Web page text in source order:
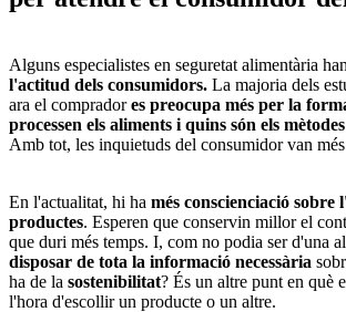
Alguns especialistes en seguretat alimentària
l'actitud dels consumidors. La majoria dels
ara el compradores preocupa més per la
processen els aliments i quins són els
Amb tot, les inquietuds del consumidor van
En l'actualitat, hi ha més conscienciació sobre
productes. Esperen que conservin millor el
que duri més temps. I, com no podia ser d'una
disposar de tota la informació necessària
ha de la sostenibilitat? És un altre punt en què
l'hora d'escollir un producte o un altre.